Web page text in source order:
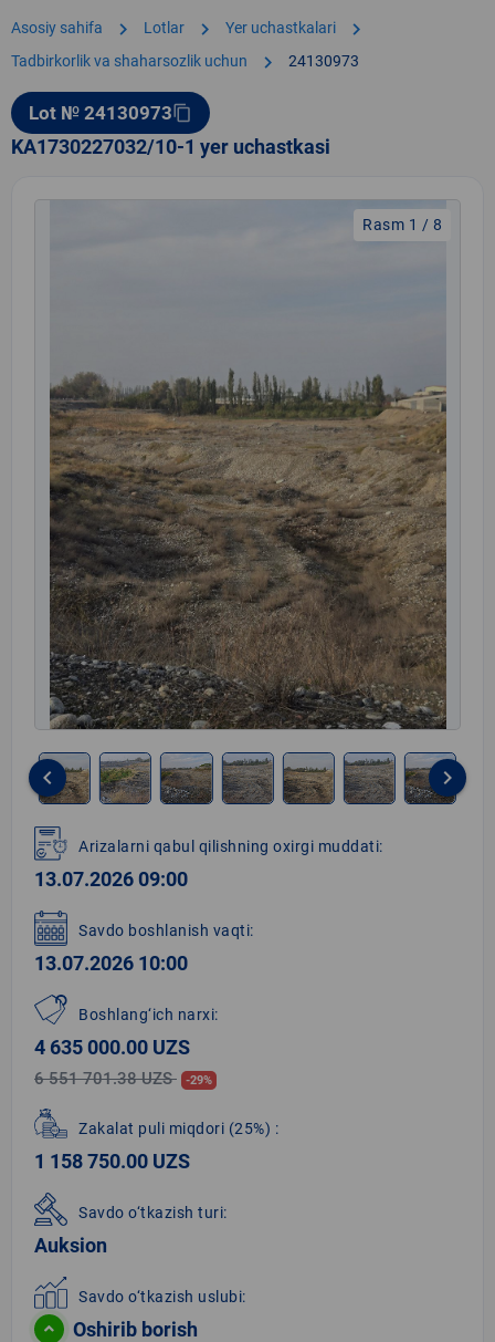
Asosiy sahifa chevron_right Lotlar chevron_right Yer uchastkalari chevron_right
Tadbirkorlik va shaharsozlik uchun chevron_right 24130973
Lot № 24130973content_copy
KA1730227032/10-1 yer uchastkasi
Rasm 1 / 8
1
of
8
keyboard_arrow_left keyboard_arrow_right
Arizalarni qabul qilishning oxirgi muddati:
13.07.2026 09:00
Savdo boshlanish vaqti:
13.07.2026 10:00
Boshlang‘ich narxi:
4 635 000.00 UZS
6 551 701.38 UZS -29%
Zakalat puli miqdori (25%) :
1 158 750.00 UZS
Savdo o‘tkazish turi:
Auksion
Savdo o‘tkazish uslubi:
Oshirib borish